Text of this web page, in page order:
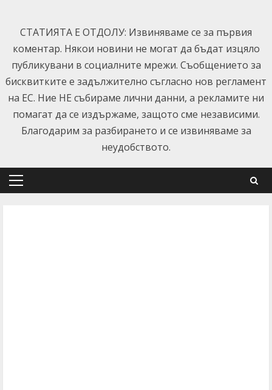
content
СТАТИЯТА Е ОТДОЛУ: Извиняваме се за първия
коментар. Някои новини не могат да бъдат изцяло
публикувани в социалните мрежи. Съобщението за
бисквитките е задължително съгласно нов регламент
на ЕС. Ние НЕ събираме лични данни, а рекламите ни
помагат да се издържаме, защото сме независими.
Благодарим за разбирането и се извиняваме за
неудобството.
Primary